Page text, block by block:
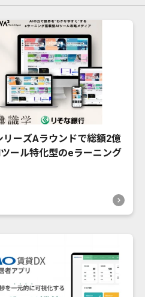
ーズAラウンドで総額2億
ール特化型のeラーニング